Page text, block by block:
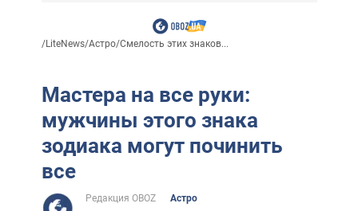
/LiteNews/Астро/Смелость этих знаков...
Мастера на все руки:
мужчины этого знака
зодиака могут починить
все
Редакция OBOZ
Астро